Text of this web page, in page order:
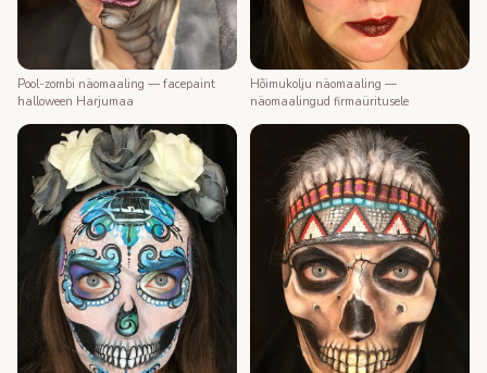
Pool-zombi näomaaling — facepaint
halloween Harjumaa
Hõimukolju näomaaling —
näomaalingud firmaüritusele